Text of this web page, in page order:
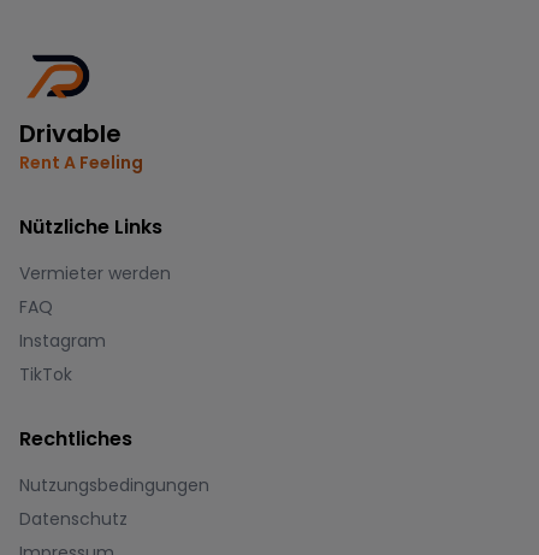
Drivable
Rent A Feeling
Nützliche Links
Vermieter werden
FAQ
Instagram
TikTok
Rechtliches
Nutzungsbedingungen
Datenschutz